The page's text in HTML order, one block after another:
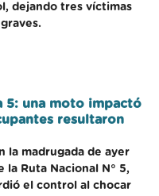
dejando tres víctimas
5: una moto impactó
resultaron
la madrugada de ayer
la Ruta Nacional N° 5,
el control al chocar